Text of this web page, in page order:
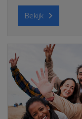
Bekijk